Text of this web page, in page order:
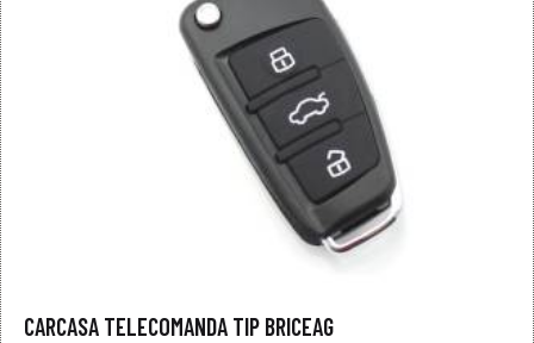
CARCASA TELECOMANDA TIP BRICEAG